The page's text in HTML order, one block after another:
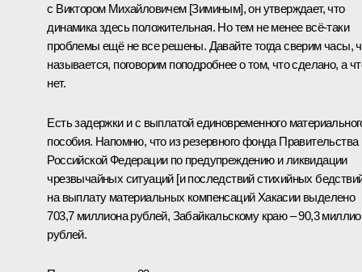
с Виктором Михайловичем [Зиминым], он утверждает, что
динамика здесь положительная. Но тем не менее всё‑таки
проблемы ещё не все решены. Давайте тогда сверим часы,
называется, поговорим поподробнее о том, что сделано, а
нет.
Есть задержки и с выплатой единовременного
пособия. Напомню, что из резервного фонда Правительства
Российской Федерации по предупреждению и ликвидации
чрезвычайных ситуаций [и последствий стихийных
на выплату материальных компенсаций Хакасии выделено
703,7 миллиона рублей, Забайкальскому краю – 90,3
рублей.